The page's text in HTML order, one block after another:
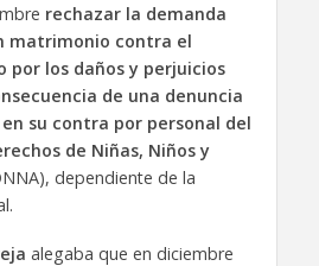
rechazar la demanda
matrimonio contra el
por los daños y perjuicios
de una denuncia
su contra por personal del
de Niñas, Niños y
dependiente de la
alegaba que en diciembre